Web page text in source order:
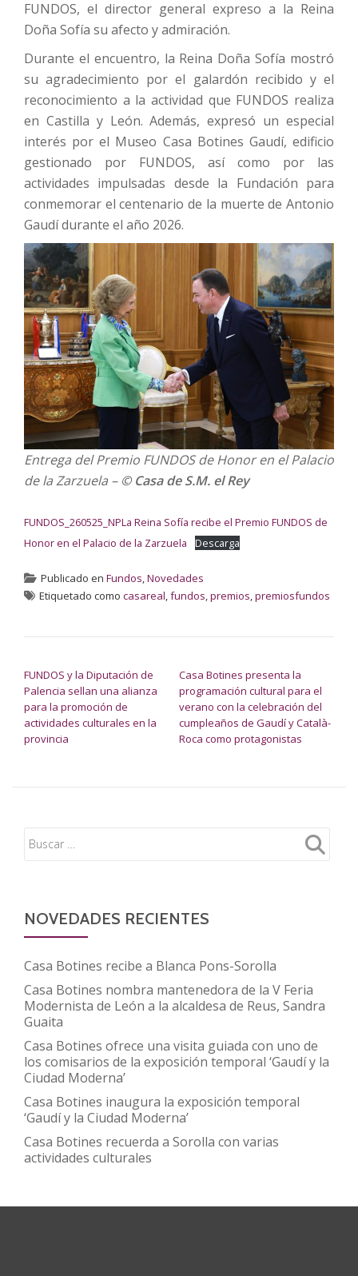
FUNDOS, el director general expreso a la Reina
Doña Sofía su afecto y admiración.
Durante el encuentro, la Reina Doña Sofía mostró
su agradecimiento por el galardón recibido y el
reconocimiento a la actividad que FUNDOS realiza
en Castilla y León. Además, expresó un especial
interés por el Museo Casa Botines Gaudí, edificio
gestionado por FUNDOS, así como por las
actividades impulsadas desde la Fundación para
conmemorar el centenario de la muerte de Antonio
Gaudí durante el año 2026.
Entrega del Premio FUNDOS de Honor en el Palacio
de la Zarzuela – © Casa de S.M. el Rey
FUNDOS_260525_NPLa Reina Sofía recibe el Premio FUNDOS de
Honor en el Palacio de la Zarzuela
Descarga
Publicado en Fundos,Novedades
Etiquetado como casareal,fundos,premios,premiosfundos
FUNDOS y la Diputación de
Palencia sellan una alianza
para la promoción de
actividades culturales en la
provincia
Casa Botines presenta la
programación cultural para el
verano con la celebración del
cumpleaños de Gaudí y Català-
Roca como protagonistas
NOVEDADES RECIENTES
Casa Botines recibe a Blanca Pons-Sorolla
Casa Botines nombra mantenedora de la V Feria
Modernista de León a la alcaldesa de Reus, Sandra
Guaita
Casa Botines ofrece una visita guiada con uno de
los comisarios de la exposición temporal ‘Gaudí y la
Ciudad Moderna’
Casa Botines inaugura la exposición temporal
‘Gaudí y la Ciudad Moderna’
Casa Botines recuerda a Sorolla con varias
actividades culturales